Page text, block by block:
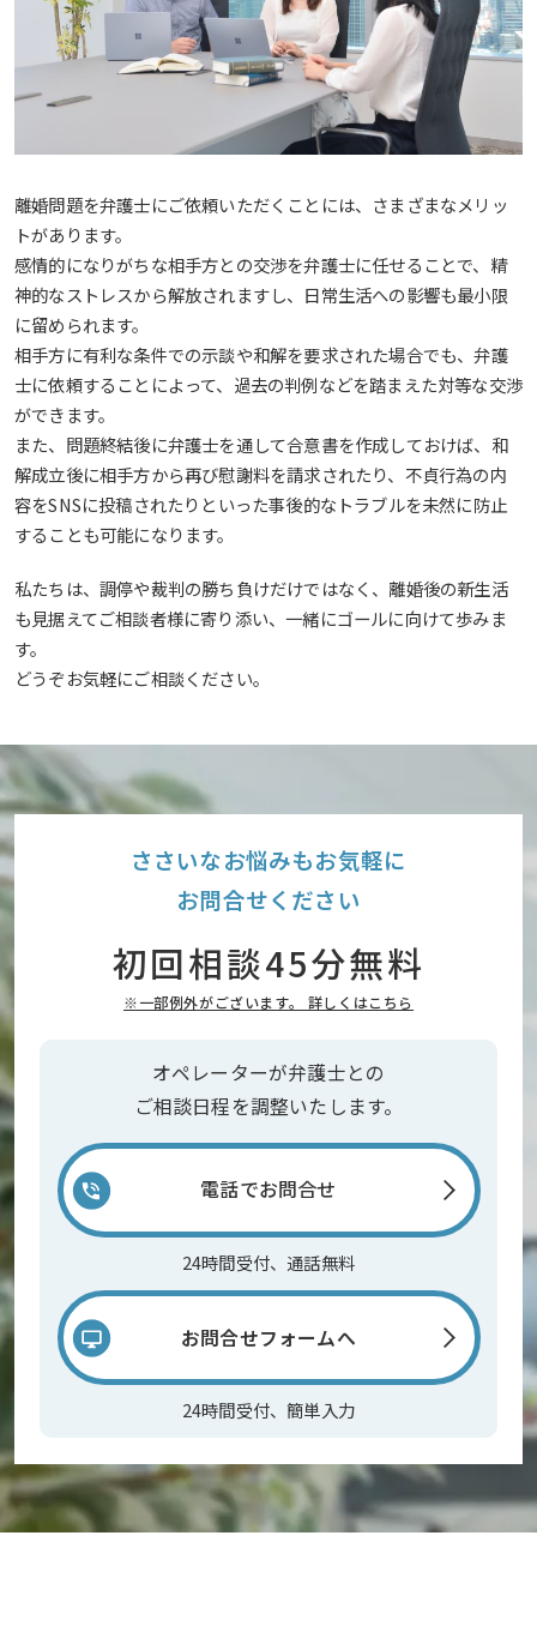
離婚問題を弁護士にご依頼いただくことには、さまざまなメリッ
トがあります。
感情的になりがちな相手方との交渉を弁護士に任せることで、精
神的なストレスから解放されますし、日常生活への影響も最小限
に留められます。
相手方に有利な条件での示談や和解を要求された場合でも、弁護
士に依頼することによって、過去の判例などを踏まえた対等な交渉
ができます。
また、問題終結後に弁護士を通して合意書を作成しておけば、和
解成立後に相手方から再び慰謝料を請求されたり、不貞行為の内
容をSNSに投稿されたりといった事後的なトラブルを未然に防止
することも可能になります。
私たちは、調停や裁判の勝ち負けだけではなく、離婚後の新生活
も見据えてご相談者様に寄り添い、一緒にゴールに向けて歩みま
す。
どうぞお気軽にご相談ください。
ささいなお悩みもお気軽に
お問合せください
初回相談45分無料
※一部例外がございます。 詳しくはこちら
オペレーターが弁護士との
ご相談日程を調整いたします。
電話でお問合せ
24時間受付、通話無料
お問合せフォームへ
24時間受付、簡単入力